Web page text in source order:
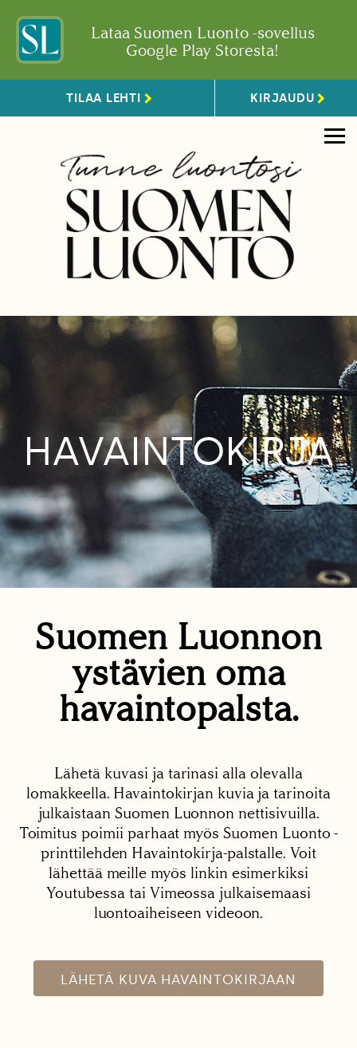
Lataa Suomen Luonto -sovellus
Google Play Storesta!
TILAA LEHTI KIRJAUDU
HAVAINTOKIRJA
Suomen Luonnon
ystävien oma
havaintopalsta.
Lähetä kuvasi ja tarinasi alla olevalla
lomakkeella. Havaintokirjan kuvia ja tarinoita
julkaistaan Suomen Luonnon nettisivuilla.
Toimitus poimii parhaat myös Suomen Luonto -
printtilehden Havaintokirja-palstalle. Voit
lähettää meille myös linkin esimerkiksi
Youtubessa tai Vimeossa julkaisemaasi
luontoaiheiseen videoon.
LÄHETÄ KUVA HAVAINTOKIRJAAN